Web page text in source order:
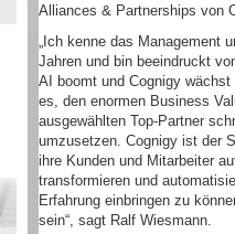
Alliances & Partnerships von
„Ich kenne das Management
Jahren und bin beeindruckt
AI boomt und Cognigy
es, den enormen Business
ausgewählten Top-Partner
umzusetzen. Cognigy ist der
ihre Kunden und Mitarbeiter
transformieren und
Erfahrung einbringen zu
sein“, sagt Ralf Wiesmann.